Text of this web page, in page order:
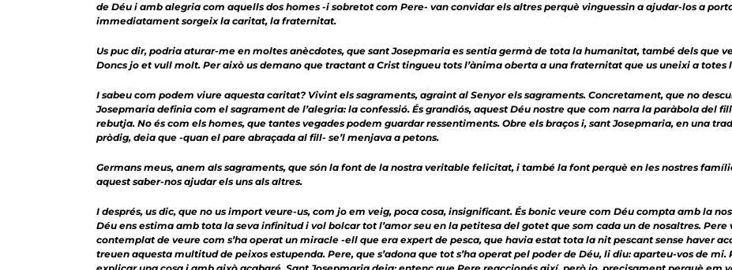
de Déu i amb alegria com aquells dos homes -i sobretot com Pere- van convidar els altres perquè vinguessin a ajudar-los a
immediatament sorgeix la caritat, la fraternitat.
Us puc dir, podria aturar-me en moltes anècdotes, que sant Josepmaria es sentia germà de tota la humanitat, també dels que
Doncs jo et vull molt. Per això us demano que tractant a Crist tingueu tots l’ànima oberta a una fraternitat que us uneixi a totes
I sabeu com podem viure aquesta caritat? Vivint els sagraments, agraint al Senyor els sagraments. Concretament, que no
Josepmaria definia com el sagrament de l’alegria: la confessió. És grandiós, aquest Déu nostre que com narra la paràbola del
rebutja. No és com els homes, que tantes vegades podem guardar ressentiments. Obre els braços i, sant Josepmaria, en una
pròdig, deia que -quan el pare abraçada al fill- se’l menjava a petons.
Germans meus, anem als sagraments, que són la font de la nostra veritable felicitat, i també la font perquè en les nostres
aquest saber-nos ajudar els uns als altres.
I després, us dic, que no us import veure-us, com jo em veig, poca cosa, insignificant. És bonic veure com Déu compta amb la
Déu ens estima amb tota la seva infinitud i vol bolcar tot l’amor seu en la petitesa del gotet que som cada un de nosaltres.
contemplat de veure com s’ha operat un miracle -ell que era expert de pesca, que havia estat tota la nit pescant sense haver
treuen aquesta multitud de peixos estupenda. Pere, que s’adona que tot s’ha operat pel poder de Déu, li diu: aparteu-vos de